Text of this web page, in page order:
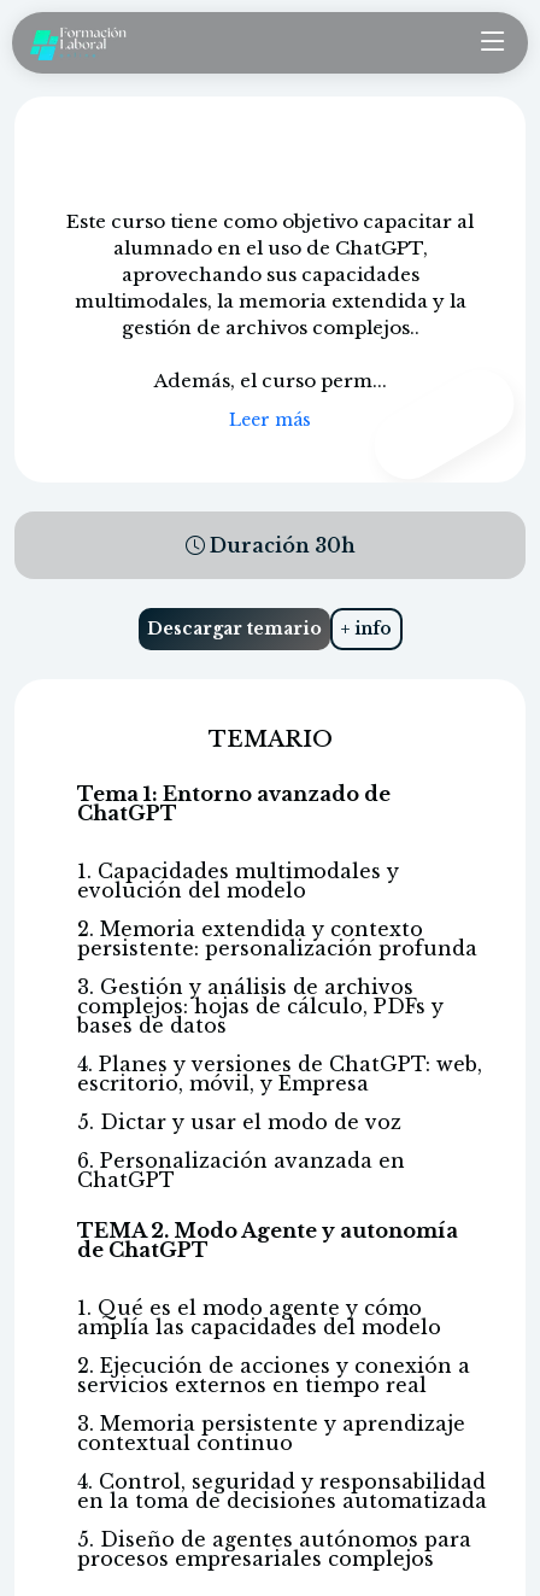
Este curso tiene como objetivo capacitar al
alumnado en el uso de ChatGPT,
aprovechando sus capacidades
multimodales, la memoria extendida y la
gestión de archivos complejos..
Además, el curso perm...
Leer más
Duración 30h
Descargar temario + info
TEMARIO
Tema 1: Entorno avanzado de
ChatGPT
1. Capacidades multimodales y
evolución del modelo
2. Memoria extendida y contexto
persistente: personalización profunda
3. Gestión y análisis de archivos
complejos: hojas de cálculo, PDFs y
bases de datos
4. Planes y versiones de ChatGPT: web,
escritorio, móvil, y Empresa
5. Dictar y usar el modo de voz
6. Personalización avanzada en
ChatGPT
TEMA 2. Modo Agente y autonomía
de ChatGPT
1. Qué es el modo agente y cómo
amplía las capacidades del modelo
2. Ejecución de acciones y conexión a
servicios externos en tiempo real
3. Memoria persistente y aprendizaje
contextual continuo
4. Control, seguridad y responsabilidad
en la toma de decisiones automatizada
5. Diseño de agentes autónomos para
procesos empresariales complejos